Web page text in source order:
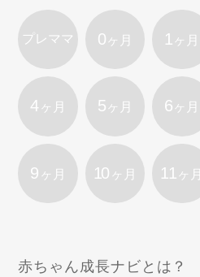
プレママ 0 ヶ月 1 ヶ月
4 ヶ月 5 ヶ月 6 ヶ月
9 ヶ月 10 ヶ月 11 ヶ月
赤ちゃん成長ナビとは？